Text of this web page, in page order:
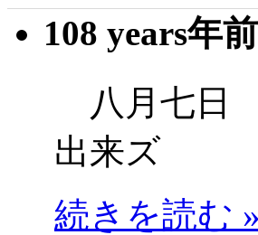
108 years年
八月七日
出来ズ
続きを読む »